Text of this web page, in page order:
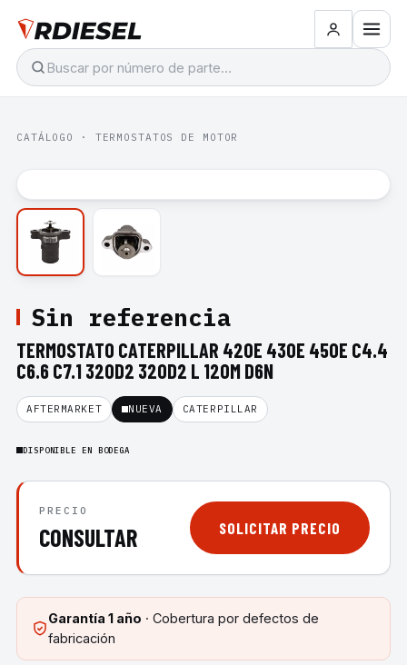
CATÁLOGO · TERMOSTATOS DE MOTOR
Sin referencia
TERMOSTATO CATERPILLAR 420E 430E 450E C4.4
C6.6 C7.1 320D2 320D2 L 120M D6N
AFTERMARKET NUEVA CATERPILLAR
DISPONIBLE EN BODEGA
PRECIO
CONSULTAR SOLICITAR PRECIO
Garantía 1 año · Cobertura por defectos de
fabricación